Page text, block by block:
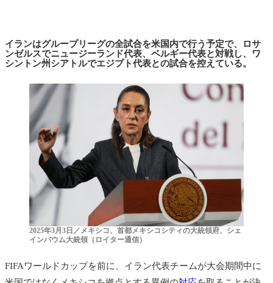
イランはグループリーグの全試合を米国内で行う予定で、ロサ
ンゼルスでニュージーランド代表、ベルギー代表と対戦し、ワ
シントン州シアトルでエジプト代表との試合を控えている。
2025年3月3日／メキシコ、首都メキシコシティの大統領府、シェ
インバウム大統領（ロイター通信）
FIFAワールドカップを前に、イラン代表チームが大会期間中に